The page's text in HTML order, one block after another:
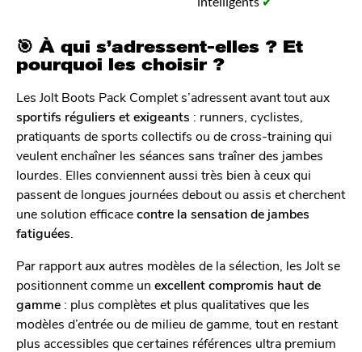
🎯 À qui s’adressent-elles ? Et
pourquoi les choisir ?
Les Jolt Boots Pack Complet s’adressent avant tout aux
sportifs réguliers et exigeants : runners, cyclistes,
pratiquants de sports collectifs ou de cross-training qui
veulent enchaîner les séances sans traîner des jambes
lourdes. Elles conviennent aussi très bien à ceux qui
passent de longues journées debout ou assis et cherchent
une solution efficacecontre la sensation de jambes
fatiguées
Par rapport aux autres modèles de la sélection, les Jolt se
positionnent comme un excellent compromis haut de
gamme : plus complètes et plus qualitatives que les
modèles d’entrée ou de milieu de gamme, tout en restant
plus accessibles que certaines références ultra premium